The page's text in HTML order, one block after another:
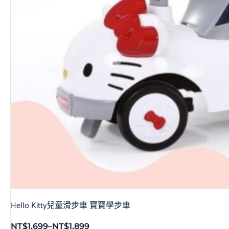
Hello Kitty兒童滑步車 寶寶學步車
NT$1,699–NT$1,899